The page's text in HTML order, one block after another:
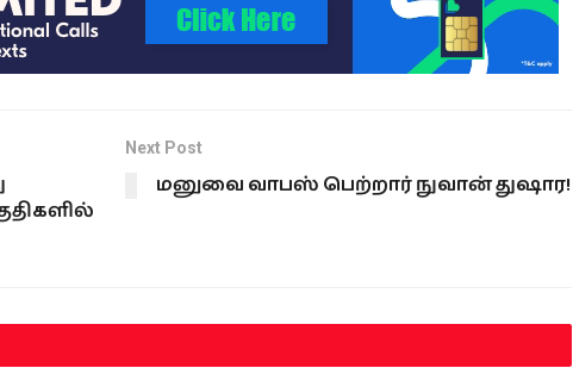
Next Post
மனுவை வாபஸ் பெற்றார் நுவான் துஷார!